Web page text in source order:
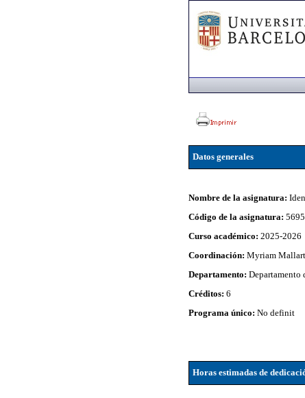
Datos generales
Nombre de la asignatura:
Código de la asignatura:
Curso académico:2025-2026
Coordinación:Myriam
Departamento:Departamento
Créditos:6
Programa único:No definit
Horas estimadas de